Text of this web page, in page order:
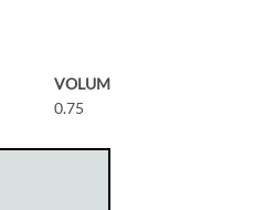
VOLUM
0.75